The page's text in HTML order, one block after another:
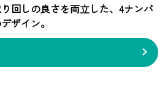
回しの良さを両立した、4ナンバ
ザイン。